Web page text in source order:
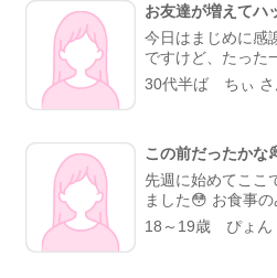
よ。 私が何となく
てメールをした。
て、映画が終わっ
ら、会いましょう
その時に時間を間
気遣い・信頼関係
出来ないことです
ね。だけど、待っ
い方ですよ。 本
手の気持ちを考え
がK市に用事があ
た
用事のあとに
なんと、彼氏が
した
私はとい
久しぶり溝掃除で
グしたあとに無料
ゾロ目がでたら景
海の生き物です。
お友達が増えてハ
今日はまじめに感
ですけど、たった
方がいます。それ
その方となかなか
くんでしょうね。
当に楽しい。 色
になれたことは本
ま家と仕事の往復
しみがないままネ
30代半ば ちぃ さ
この前だったかな
先週に始めてここ
ました😳 お食事の
ーーん美味しか
た会おうと思って
18～19歳 ぴょん